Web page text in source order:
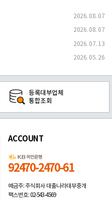
2026. 08. 07
2026. 08. 07
2026. 07. 13
2026. 05. 26
등록대부업체
통합조회
ACCOUNT
92470-2470-61
예금주: 주식회사 대출나라대부중개
팩스번호: 02-543-4569